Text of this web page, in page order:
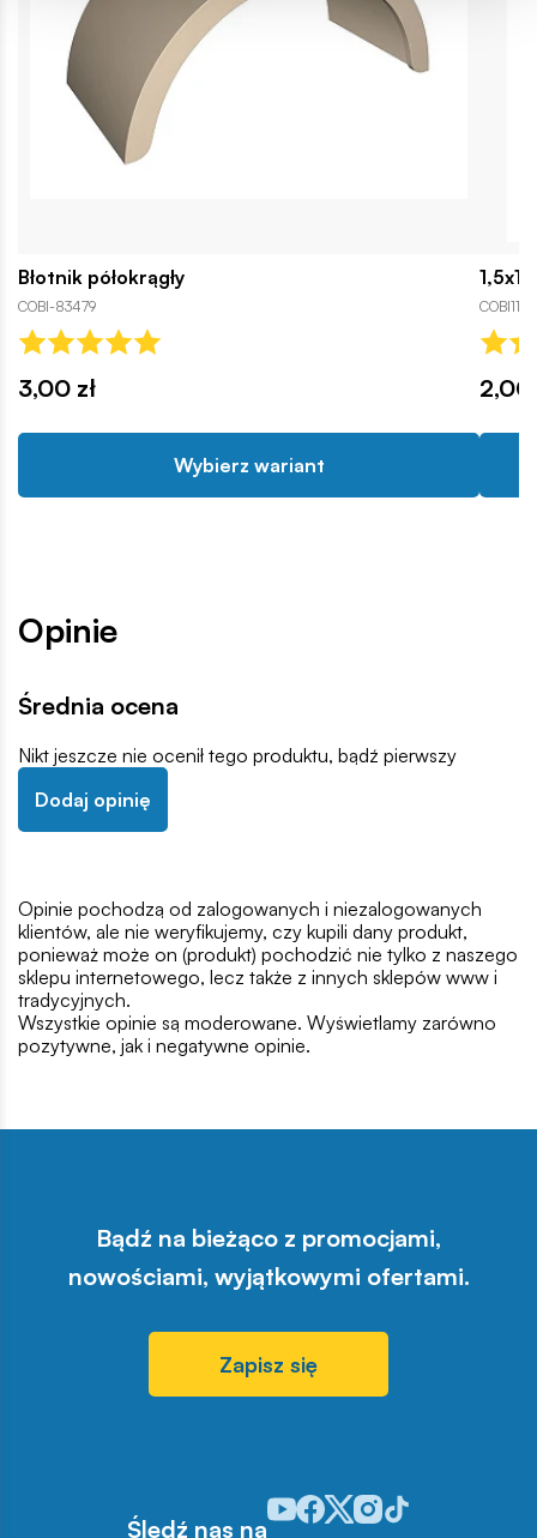
Błotnik półokrągły
COBI-83479
3,00 zł
Wybierz wariant
1,5x1
2,00
Opinie
Średnia ocena
Nikt jeszcze nie ocenił tego produktu, bądź pierwszy
Dodaj opinię
Opinie pochodzą od zalogowanych i niezalogowanych
klientów, ale nie weryfikujemy, czy kupili dany produkt,
ponieważ może on (produkt) pochodzić nie tylko z naszego
sklepu internetowego, lecz także z innych sklepów www i
tradycyjnych.
Wszystkie opinie są moderowane. Wyświetlamy zarówno
pozytywne, jak i negatywne opinie.
Bądź na bieżąco z promocjami,
nowościami, wyjątkowymi ofertami.
Zapisz się
Śledź nas na
Odwiedź nasz profil w serwisie
Odwiedź nasz profil w
Odwiedź nasz profil w
Odwiedź nasz profil w
Odwiedź nasz